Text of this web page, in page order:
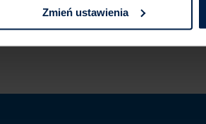
Zmień ustawienia